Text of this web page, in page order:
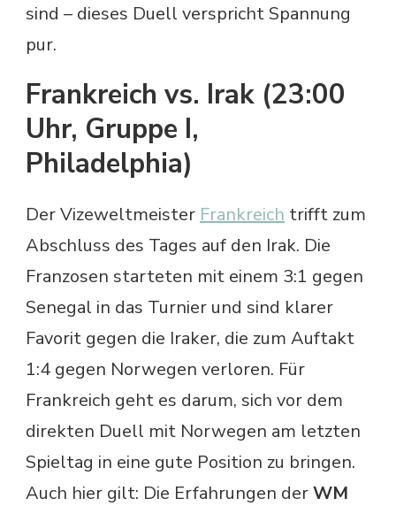
sind – dieses Duell verspricht Spannung
pur.
Frankreich vs. Irak (23:00
Uhr, Gruppe I,
Philadelphia)
Der Vizeweltmeister Frankreich trifft zum
Abschluss des Tages auf den Irak. Die
Franzosen starteten mit einem 3:1 gegen
Senegal in das Turnier und sind klarer
Favorit gegen die Iraker, die zum Auftakt
1:4 gegen Norwegen verloren. Für
Frankreich geht es darum, sich vor dem
direkten Duell mit Norwegen am letzten
Spieltag in eine gute Position zu bringen.
Auch hier gilt: Die Erfahrungen derWM